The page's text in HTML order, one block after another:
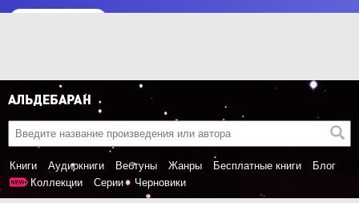
Книги Аудиокниги Вебтуны Жанры Бесплатные книги
Блог
Коллекции
Серии Черновики